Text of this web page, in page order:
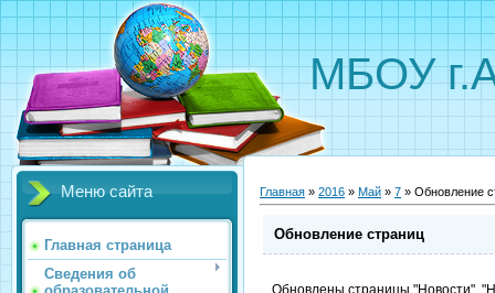
МБОУ
Меню сайта
Главная страница
Сведения об
Главная » 2016 » Май » 7 » Обновление
Обновление страниц
Обновлены страницы "Новости",